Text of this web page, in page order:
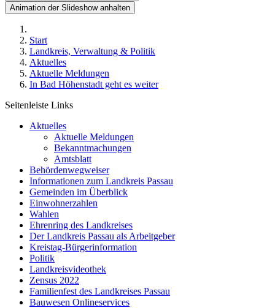
Animation der Slideshow anhalten
Start
Landkreis, Verwaltung & Politik
Aktuelles
Aktuelle Meldungen
In Bad Höhenstadt geht es weiter
Seitenleiste Links
Aktuelles
Aktuelle Meldungen
Bekanntmachungen
Amtsblatt
Behördenwegweiser
Informationen zum Landkreis Passau
Gemeinden im Überblick
Einwohnerzahlen
Wahlen
Ehrenring des Landkreises
Der Landkreis Passau als Arbeitgeber
Kreistag-Bürgerinformation
Politik
Landkreisvideothek
Zensus 2022
Familienfest des Landkreises Passau
Bauwesen Onlineservices